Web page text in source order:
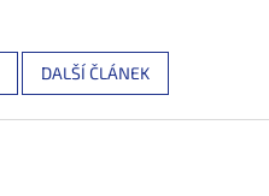
DALŠÍ ČLÁNEK